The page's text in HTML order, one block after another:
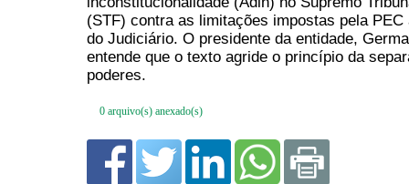
0 arquivo(s) anexado(s)